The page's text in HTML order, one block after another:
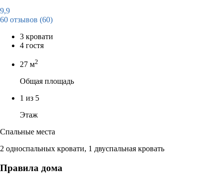
9,9
60 отзывов (60)
3 кровати
4 гостя
27 м2
Общая площадь
1 из 5
Этаж
Спальные места
2 односпальных кровати, 1 двуспальная кровать
Правила дома